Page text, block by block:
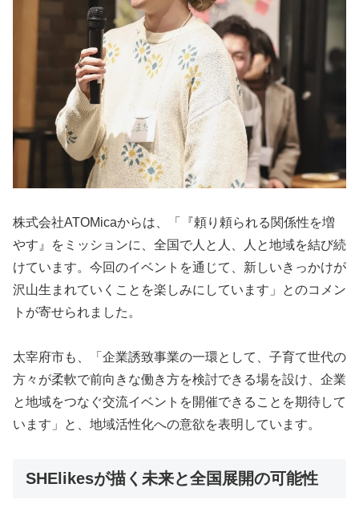
株式会社ATOMicaからは、「『頼り頼られる関係性を増
やす』をミッションに、全国で人と人、人と地域を結び続
けています。今回のイベントを通じて、新しいきっかけが
沢山生まれていくことを楽しみにしています」とのコメン
トが寄せられました。
太宰府市も、「企業誘致事業の一環として、子育て世代の
方々が柔軟で前向きな働き方を検討できる場を設け、企業
と地域をつなぐ交流イベントを開催できることを期待して
います」と、地域活性化への意欲を表明しています。
SHElikesが描く未来と全国展開の可能性